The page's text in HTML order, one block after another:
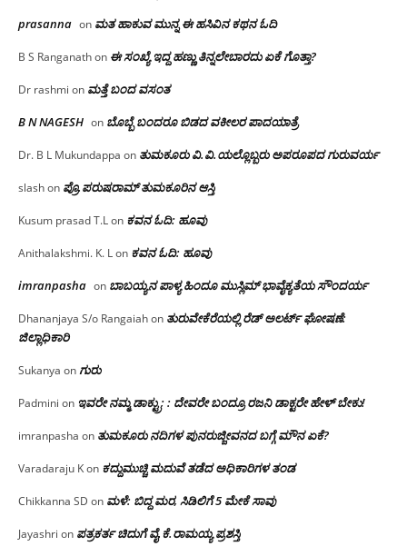
prasanna on ಮತ ಹಾಕುವ ಮುನ್ನ ಈ ಹಸಿವಿನ ಕಥನ ಓದಿ
B S Ranganathon ಈ ಸಂಖ್ಯೆ ಇದ್ದ ಹಣ್ಣು ತಿನ್ನಲೇಬಾರದು ಏಕೆ ಗೊತ್ತಾ?
Dr rashmi on ಮತ್ತೆ ಬಂದ ವಸಂತ
B N NAGESH on ಬೊಬ್ಬೆ ಬಂದರೂ ಬಿಡದ ವಕೀಲರ ಪಾದಯಾತ್ರೆ
Dr. B L Mukundappa on ತುಮಕೂರು‌ ವಿ.ವಿ.ಯಲ್ಲೊಬ್ಬರು ಅಪರೂಪದ ಗುರುವರ್ಯ
slashon ಪ್ರೊ.ಪರುಷರಾಮ್ ತುಮಕೂರಿನ ಆಸ್ತಿ
Kusum prasad T.Lon ಕವನ ಓದಿ: ಹೂವು
Anithalakshmi. K. Lon ಕವನ ಓದಿ: ಹೂವು
imranpasha on ಬಾಬಯ್ಯನ ಪಾಳ್ಯ ಹಿಂದೂ ಮುಸ್ಲಿಮ್ ಭಾವೈಕ್ಯತೆಯ ಸೌಂದರ್ಯ
Dhananjaya S/o Rangaiahon ತುರುವೇಕೆರೆಯಲ್ಲಿ ರೆಡ್ ಅಲರ್ಟ್ ಘೋಷಣೆ:
ಜಿಲ್ಲಾಧಿಕಾರಿ
Sukanya onಗುರು
Padmini on ಇವರೇ ನಮ್ಮ ಡಾಕ್ಟ್ರು; : ದೇವರೇ ಬಂದ್ರೂ ರಜನಿ ಡಾಕ್ಟರೇ ಹೇಳ್ ಬೇಕು!
imranpasha on ತುಮಕೂರು ನದಿಗಳ ಪುನರುಜ್ಜೀವನದ ಬಗ್ಗೆ ಮೌನ ಏಕೆ?
Varadaraju Kon ಕದ್ದುಮುಚ್ಚಿ ಮದುವೆ ತಡೆದ ಅಧಿಕಾರಿಗಳ ತಂಡ
Chikkanna SD on ಮಳೆ: ಬಿದ್ದ ಮರ, ಸಿಡಿಲಿಗೆ 5 ಮೇಕೆ ಸಾವು
Jayashri on ಪತ್ರಕರ್ತ ಚಿದುಗೆ ವೈ.ಕೆ.ರಾಮಯ್ಯ ಪ್ರಶಸ್ತಿ